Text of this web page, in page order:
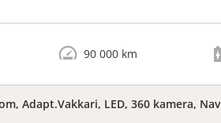
90 000 km
Adapt.Vakkari, LED, 360 kamera,